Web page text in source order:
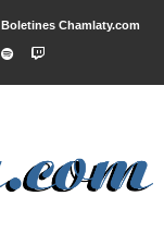
Boletines Chamlaty.com